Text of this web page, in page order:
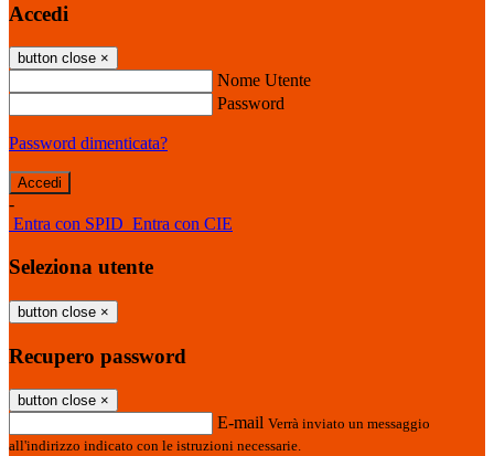
Accedi
button close ×
Nome Utente
Password
Password dimenticata?
-
Entra con SPID Entra con CIE
Seleziona utente
button close ×
Recupero password
button close ×
E-mail Verrà inviato un messaggio
all'indirizzo indicato con le istruzioni necessarie.